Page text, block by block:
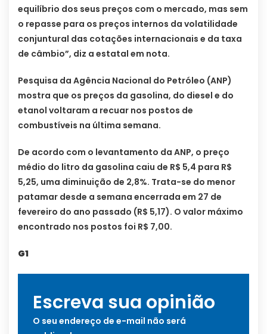
equilíbrio dos seus preços com o mercado, mas sem
o repasse para os preços internos da volatilidade
conjuntural das cotações internacionais e da taxa
de câmbio”, diz a estatal em nota.
Pesquisa da Agência Nacional do Petróleo (ANP)
mostra que os preços da gasolina, do diesel e do
etanol voltaram a recuar nos postos de
combustíveis na última semana.
De acordo com o levantamento da ANP, o preço
médio do litro da gasolina caiu de R$ 5,4 para R$
5,25, uma diminuição de 2,8%. Trata-se do menor
patamar desde a semana encerrada em 27 de
fevereiro do ano passado (R$ 5,17). O valor máximo
encontrado nos postos foi R$ 7,00.
G1
Escreva sua opinião
O seu endereço de e-mail não será